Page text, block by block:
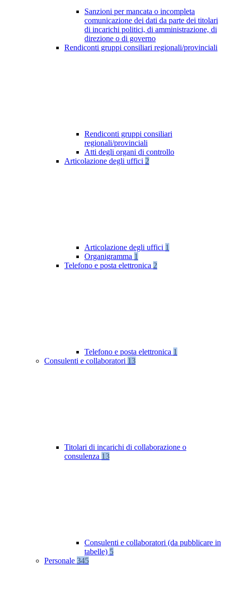
Sanzioni per mancata o incompleta
comunicazione dei dati da parte dei titolari
di incarichi politici, di amministrazione, di
direzione o di governo
Rendiconti gruppi consiliari regionali/provinciali
Rendiconti gruppi consiliari
regionali/provinciali
Atti degli organi di controllo
Articolazione degli uffici 2
Articolazione degli uffici 1
Organigramma 1
Telefono e posta elettronica 2
Telefono e posta elettronica 1
Consulenti e collaboratori 13
Titolari di incarichi di collaborazione o
consulenza 13
Consulenti e collaboratori (da pubblicare in
tabelle) 5
Personale 345